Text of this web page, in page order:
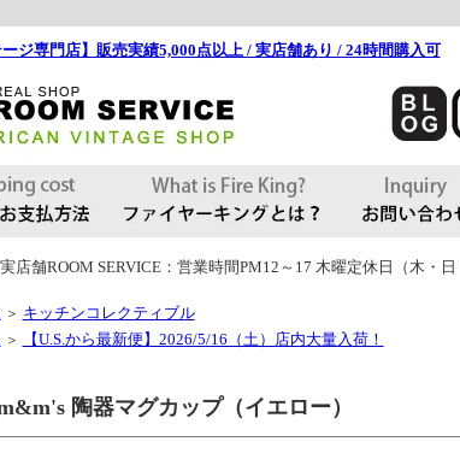
ジ専門店】販売実績5,000点以上 / 実店舗あり / 24時間購入可
店舗ROOM SERVICE：営業時間PM12～17 木曜定休日（木・日
＞ キッチンコレクティブル
＞ 【U.S.から最新便】2026/5/16（土）店内大量入荷！
陶器マグカップ（イエロー）